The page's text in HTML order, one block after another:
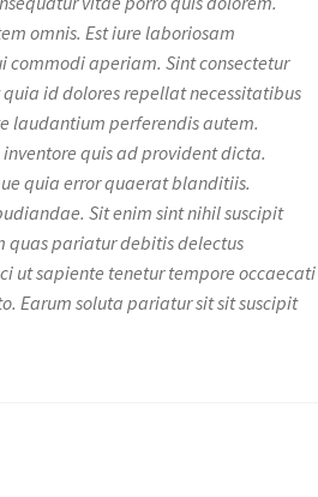
omnis. Est iure laboriosam
commodi aperiam. Sint consectetur
id dolores repellat necessitatibus
laudantium perferendis autem.
quis ad provident dicta.
quia error quaerat blanditiis.
Sit enim sint nihil suscipit
quas pariatur debitis delectus
ut sapiente tenetur tempore occaecati
Earum soluta pariatur sit sit suscipit